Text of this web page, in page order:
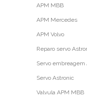
APM MBB
APM Mercedes
APM Volvo
Reparo servo
Servo embreagem
Servo Astronic
Valvula APM MBB